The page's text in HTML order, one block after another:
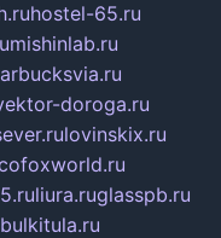
hostel-65.ru
mishinlab.ru
doroga.ru
lovinskix.ru
liura.ruglasspb.ru
bulkitula.ru